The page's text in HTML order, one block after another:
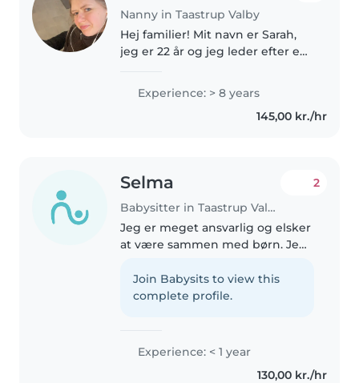
Nanny in Taastrup Valby
Hej familier! Mit navn er Sarah,
jeg er 22 år og jeg leder efter en
om ugen. Jeg har arbejdet i
børnehave hvor jeg havde 10
Experience: > 8 years
145,00 kr./hr
Selma
Babysitter in Taastrup Valby
2
Jeg er meget ansvarlig og elsker
at være sammen med børn. Jeg
opmærksom på barnet. Jeg
sørger altid for at de har det
Join Babysits to view this
complete profile.
Experience: < 1 year
130,00 kr./hr